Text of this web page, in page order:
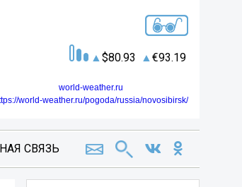
80.93 93.19
world-weather.ru
world-weather.ru/pogoda/russia/novosibirsk/
СВЯЗЬ